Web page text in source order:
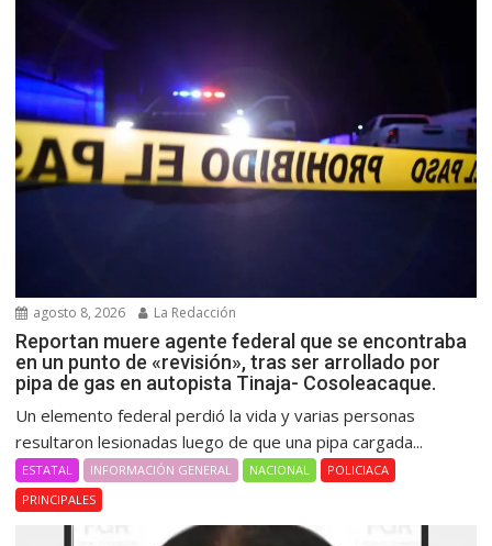
agosto 8, 2026 La Redacción
Reportan muere agente federal que se encontraba
en un punto de «revisión», tras ser arrollado por
pipa de gas en autopista Tinaja- Cosoleacaque.
Un elemento federal perdió la vida y varias personas
resultaron lesionadas luego de que una pipa cargada...
ESTATAL INFORMACIÓN GENERAL NACIONAL
POLICIACA
PRINCIPALES